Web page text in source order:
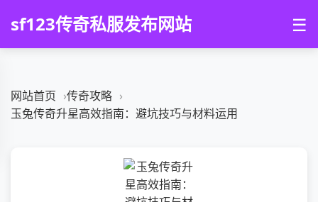
sf123传奇私服发布网站 ☰
网站首页
传奇攻略
玉兔传奇升星高效指南：避坑技巧与材料运用